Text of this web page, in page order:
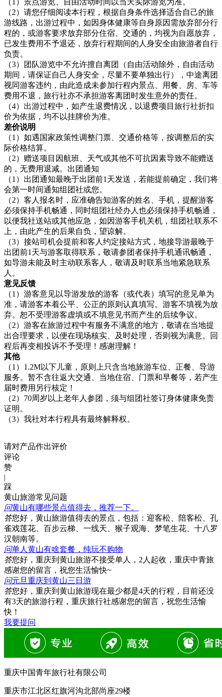
（2）请您仔细阅读本行程，根据自身条件选择适合自己的旅
游线路，出游过程中，如因身体健康等自身原因需放弃部分行
程的，或游客要求放弃部分住宿、交通的，均视为自愿放弃，
已发生费用不予退还，放弃行程期间的人身安全由旅游者自行
负责。
（3）团队游览中不允许擅自离团（自由活动除外，自由活动
期间，请保证自己人身安全，尽量不要单独出行），中途离团
视同游客违约，由此造成未参加行程内景点、用餐、房、车等
费用不退，旅行社亦不承担游客离团时发生意外的责任。
（4）出游过程中，如产生退费情况，以退费项目旅行社折扣
价为依据，均不以挂牌价为准。
差价说明
（1）如遇国家政策性调整门票、交通价格等，按调整后的实
际价格结算。
（2）赠送项目因航班、天气或其他不可抗因素导致不能赠送
的，无费用退减。出团通知
（1）出团通知最晚于出团前1天发送，若能提前确定，我们将
会第一时间通知组团社或您。
（2）客人报名时，应准确告知游客的姓名、手机，提醒游客
必须保持手机畅通，同时组团社经办人也必须保持手机畅通，
以便我社送站或其他应急，如因游客手机关机，组团社联系不
上，由此产生的后果自负，望谅解。
（3）接站司机会提前和客人约定接站方式，地接导游最晚于
出团前1天与游客取得联系，敬请参团者保持手机通讯畅通，
如导游未能及时主动联系客人，敬请及时联系当地紧急联系
人。
意见反馈
（1）游客意见以导游发放的游客（或代表）填写的意见单为
准，请游客本着公平、公正的原则认真填写。游客不填视为放
弃。恕不受理游客虚填或不填意见书而产生的后续争议。
（2）游客在旅游过程中有服务不满意的地方，敬请在当地提
出合理要求，以便在现场核实、及时处理，否则视为满意。回
程后再变相投诉不予受理！感谢理解！
其他
（1）1.2M以下儿童，原则上只含当地旅游车位、正餐、导游
服务。暂不含往返大交通、当地住宿、门票和早餐等，若产生
届时费用另行核定！
（2）70周岁以上老年人参团，须与组团社签订身体健康免责
证明。
（3）我社对本行程具有最终解释权。
请对产品作出评价
评论
赞
|
踩
黄山旅游常见问题
问黄山有哪些景点值得去，推荐一下。
答您好，黄山旅游值得去的景点，包括：迎客松、陪客松、孔
雀戏莲花、百步云梯、一线天、猴子观海、梦笔生花、十八罗
汉朝南等。
问单人黄山有啥套餐，纯玩不购物
答您好，重庆到黄山旅游不接受单人，2人起收，重庆中青旅
感谢您的留言，祝您生活愉快~
问元旦重庆到黄山三日游
答您好，重庆到黄山旅游现在最少都是4天的行程，目前还没
有3天的旅游行程，重庆旅行社感谢您的留言，祝您生活愉
快！
我要提问
重庆中国青年旅行社有限公司
重庆市江北区红旗河沟北部尚座29楼